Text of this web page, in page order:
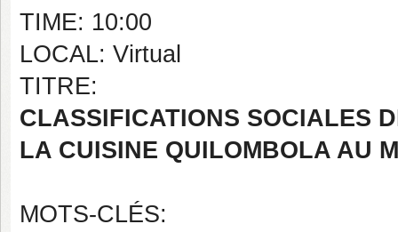
TIME: 10:00
LOCAL: Virtual
TITRE:
CLASSIFICATIONS SOCIALES
LA CUISINE QUILOMBOLA AU
MOTS-CLÉS: